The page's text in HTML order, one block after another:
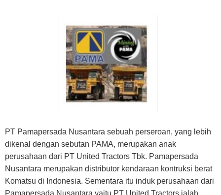
PT Pamapersada Nusantara sebuah perseroan, yang lebih
dikenal dengan sebutan PAMA, merupakan anak
perusahaan dari PT United Tractors Tbk. Pamapersada
Nusantara merupakan distributor kendaraan kontruksi berat
Komatsu di Indonesia. Sementara itu induk perusahaan dari
Pamapersada Nusantara yaitu PT United Tractors ialah